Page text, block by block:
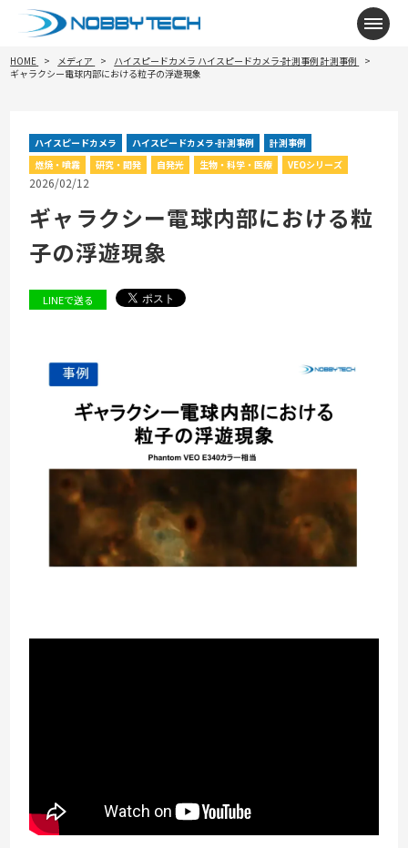
メニ
HOME メディア ハイスピードカメラ ハイスピードカメラ-計測事例 計測事例
ギャラクシー電球内部における粒子の浮遊現象
ハイスピードカメラ ハイスピードカメラ-計測事例
計測事例
燃焼・噴霧
研究・開発 自発光 生物・科学・医療 VEOシリーズ
2026/02/12
ギャラクシー電球内部における粒
子の浮遊現象
LINEで送る